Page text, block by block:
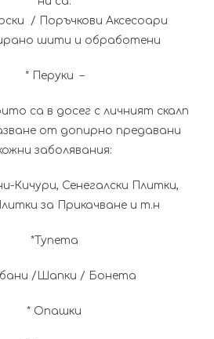
/ Поръчкови Аксесоари
шити и обработени
* Перуки –
са в досег с личният скалп
от допирно предавани
заболявания:
Кичури, Сенегалски Плитки,
за Прикачване и т.н
*Тупета
/Шапки / Бонета
* Опашки